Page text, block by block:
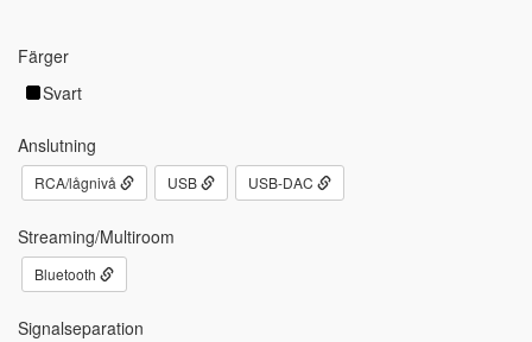
Färger
Svart
Anslutning
RCA/lågnivå USB USB-DAC
Streaming/Multiroom
Bluetooth
Signalseparation